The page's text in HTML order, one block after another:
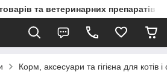
та ветеринарних препаратів
Корм, аксесуари та гігієна для котів і